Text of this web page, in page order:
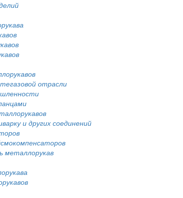
отрасли
и других соединений
металлорукав